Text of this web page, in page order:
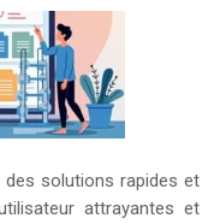
des solutions rapides et
attrayantes et